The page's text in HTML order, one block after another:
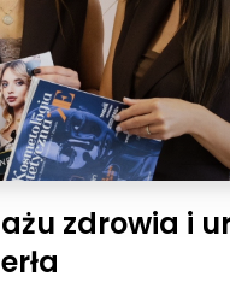
zdrowia i